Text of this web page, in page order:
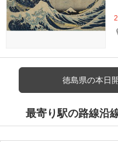
徳島県の本日
最寄り駅の路線沿